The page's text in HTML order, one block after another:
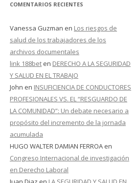
COMENTARIOS RECIENTES
Vanessa Guzman en Los riesgos de
salud de los trabajadores de los
archivos documentales
link 188bet en DERECHO A LA SEGURIDAD
Y SALUD EN EL TRABAJO
John en INSUFICIENCIA DE CONDUCTORES
PROFESIONALES VS. EL “RESGUARDO DE
LA COMUNIDAD”: Un debate necesario a
propósito del incremento de la jornada
acumulada
HUGO WALTER DAMIAN FERROA en
Congreso Internacional de investigación
en Derecho Laboral